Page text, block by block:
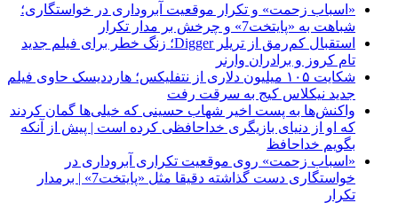
«اسباب زحمت» و تکرار موقعیت آبروداری در خواستگاری؛
شباهت به «پایتخت7» و چرخش بر مدار تکرار
استقبال کم‌رمق از تریلر Digger؛ زنگ خطر برای فیلم جدید
تام کروز و برادران وارنر
شکایت ۱۰۵ میلیون دلاری از نتفلیکس؛ هارددیسک حاوی فیلم
جدید نیکلاس کیج به سرقت رفت
واکنش‌ها به پست اخیر شهاب حسینی که خیلی‌ها گمان کردند
که او از دنیای بازیگری خداحافظی کرده است | پیش از آنکه
بگویم خداحافظ
«اسباب زحمت» روی موقعیت تکراری آبروداری در
خواستگاری دست گذاشته دقیقا مثل «پایتخت7» | برمدار
تکرار